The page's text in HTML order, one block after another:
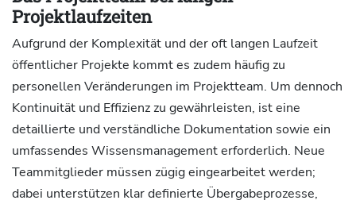
Projektlaufzeiten
Aufgrund der Komplexität und der oft langen Laufzeit
öffentlicher Projekte kommt es zudem häufig zu
personellen Veränderungen im Projektteam. Um dennoch
Kontinuität und Effizienz zu gewährleisten, ist eine
detaillierte und verständliche Dokumentation sowie ein
umfassendes Wissensmanagement erforderlich. Neue
Teammitglieder müssen zügig eingearbeitet werden;
dabei unterstützen klar definierte Übergabeprozesse,